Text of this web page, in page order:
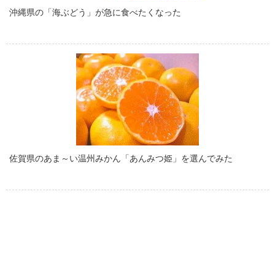
沖縄県の「海ぶどう」が急に食べたくなった
佐賀県のあま～い温州みかん「あんみつ姫」を選んでみた